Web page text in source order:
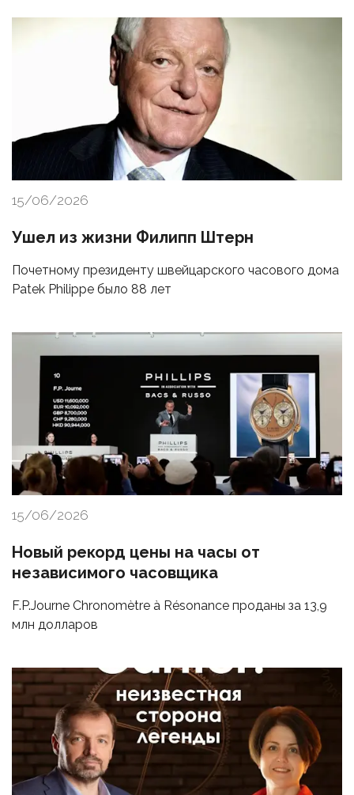
15/06/2026
Ушел из жизни Филипп Штерн
Почетному президенту швейцарского часового дома
Patek Philippe было 88 лет
15/06/2026
Новый рекорд цены на часы от
независимого часовщика
F.P.Journe Chronomètre à Résonance проданы за 13,9
млн долларов